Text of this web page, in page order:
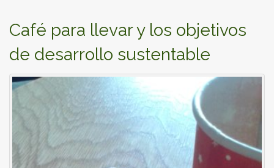
Café para llevar y los objetivos
de desarrollo sustentable